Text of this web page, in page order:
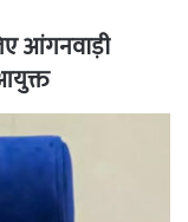
आंगनवाड़ी